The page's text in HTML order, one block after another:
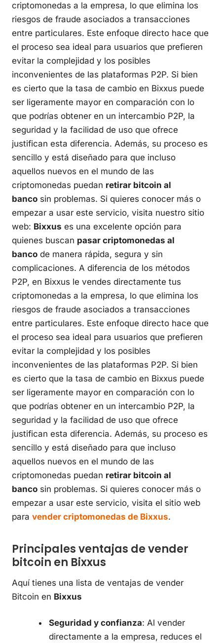
criptomonedas a la empresa, lo que elimina los
riesgos de fraude asociados a transacciones
entre particulares. Este enfoque directo hace que
el proceso sea ideal para usuarios que prefieren
evitar la complejidad y los posibles
inconvenientes de las plataformas P2P. Si bien
es cierto que la tasa de cambio en Bixxus puede
ser ligeramente mayor en comparación con lo
que podrías obtener en un intercambio P2P, la
seguridad y la facilidad de uso que ofrece
justifican esta diferencia. Además, su proceso es
sencillo y está diseñado para que incluso
aquellos nuevos en el mundo de las
criptomonedas puedan retirar bitcoin al
banco sin problemas. Si quieres conocer más o
empezar a usar este servicio, visita nuestro sitio
web: Bixxus es una excelente opción para
quienes buscan pasar criptomonedas al
banco de manera rápida, segura y sin
complicaciones. A diferencia de los métodos
P2P, en Bixxus le vendes directamente tus
criptomonedas a la empresa, lo que elimina los
riesgos de fraude asociados a transacciones
entre particulares. Este enfoque directo hace que
el proceso sea ideal para usuarios que prefieren
evitar la complejidad y los posibles
inconvenientes de las plataformas P2P. Si bien
es cierto que la tasa de cambio en Bixxus puede
ser ligeramente mayor en comparación con lo
que podrías obtener en un intercambio P2P, la
seguridad y la facilidad de uso que ofrece
justifican esta diferencia. Además, su proceso es
sencillo y está diseñado para que incluso
aquellos nuevos en el mundo de las
criptomonedas puedan retirar bitcoin al
banco sin problemas. Si quieres conocer más o
empezar a usar este servicio, visita el sitio web
para vender criptomonedas de Bixxus.
Principales ventajas de vender
bitcoin en Bixxus
Aquí tienes una lista de ventajas de vender
Bitcoin en Bixxus
Seguridad y confianza: Al vender
directamente a la empresa, reduces el